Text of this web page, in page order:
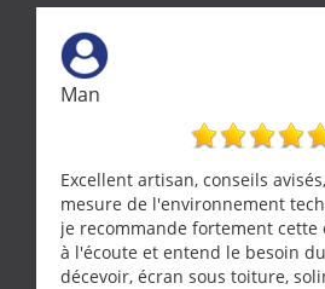
Man
Excellent artisan, conseils
mesure de l'environnement
je recommande fortement
à l'écoute et entend le besoin
décevoir, écran sous toiture,